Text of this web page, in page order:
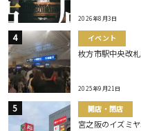
2026年8月3日
イベント
枚方市駅中央改
2025年9月21日
開店・閉店
宮之阪のイズミ